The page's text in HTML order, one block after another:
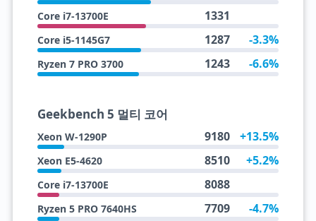
Core i7-13700E 1331
Core i5-1145G7 1287 -3.3%
Ryzen 7 PRO 3700 1243 -6.6%
Geekbench 5 멀티 코어
Xeon W-1290P 9180 +13.5%
Xeon E5-4620 8510 +5.2%
Core i7-13700E 8088
Ryzen 5 PRO 7640HS 7709 -4.7%